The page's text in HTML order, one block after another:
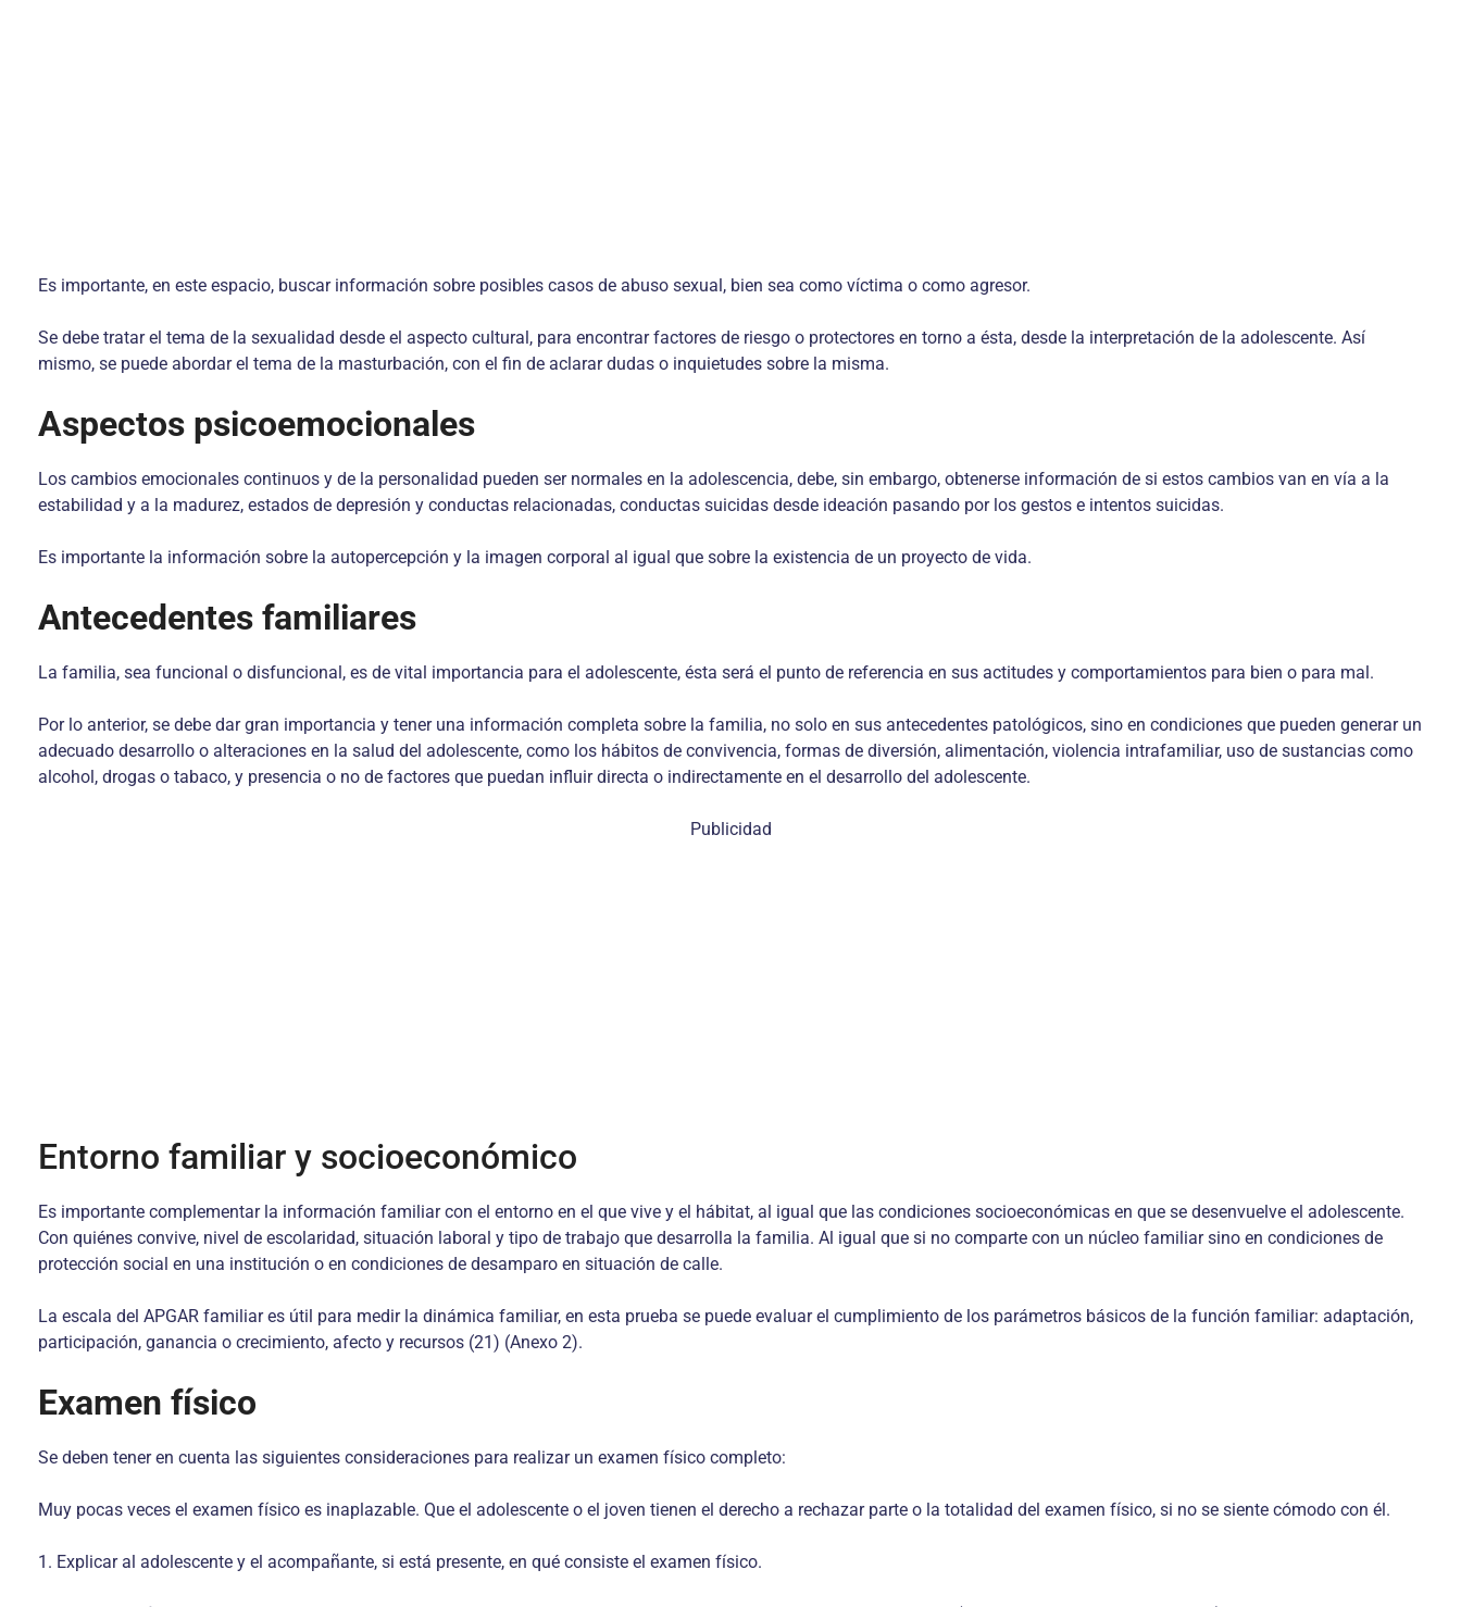
Es importante, en este espacio, buscar información sobre posibles casos de abuso sexual, bien sea como víctima o como agresor.
Se debe tratar el tema de la sexualidad desde el aspecto cultural, para encontrar factores de riesgo o protectores en torno a ésta, desde la interpretación de la adolescente. Así
mismo, se puede abordar el tema de la masturbación, con el fin de aclarar dudas o inquietudes sobre la misma.
Aspectos psicoemocionales
Los cambios emocionales continuos y de la personalidad pueden ser normales en la adolescencia, debe, sin embargo, obtenerse información de si estos cambios van en vía a la
estabilidad y a la madurez, estados de depresión y conductas relacionadas, conductas suicidas desde ideación pasando por los gestos e intentos suicidas.
Es importante la información sobre la autopercepción y la imagen corporal al igual que sobre la existencia de un proyecto de vida.
Antecedentes familiares
La familia, sea funcional o disfuncional, es de vital importancia para el adolescente, ésta será el punto de referencia en sus actitudes y comportamientos para bien o para mal.
Por lo anterior, se debe dar gran importancia y tener una información completa sobre la familia, no solo en sus antecedentes patológicos, sino en condiciones que pueden generar un
adecuado desarrollo o alteraciones en la salud del adolescente, como los hábitos de convivencia, formas de diversión, alimentación, violencia intrafamiliar, uso de sustancias como
alcohol, drogas o tabaco, y presencia o no de factores que puedan influir directa o indirectamente en el desarrollo del adolescente.
Publicidad
Entorno familiar y socioeconómico
Es importante complementar la información familiar con el entorno en el que vive y el hábitat, al igual que las condiciones socioeconómicas en que se desenvuelve el adolescente.
Con quiénes convive, nivel de escolaridad, situación laboral y tipo de trabajo que desarrolla la familia. Al igual que si no comparte con un núcleo familiar sino en condiciones de
protección social en una institución o en condiciones de desamparo en situación de calle.
La escala del APGAR familiar es útil para medir la dinámica familiar, en esta prueba se puede evaluar el cumplimiento de los parámetros básicos de la función familiar: adaptación,
participación, ganancia o crecimiento, afecto y recursos (21) (Anexo 2).
Examen físico
Se deben tener en cuenta las siguientes consideraciones para realizar un examen físico completo:
Muy pocas veces el examen físico es inaplazable. Que el adolescente o el joven tienen el derecho a rechazar parte o la totalidad del examen físico, si no se siente cómodo con él.
1. Explicar al adolescente y el acompañante, si está presente, en qué consiste el examen físico.